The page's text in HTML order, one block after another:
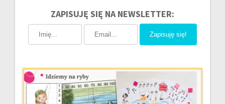
ZAPISUJĘ SIĘ NA NEWSLETTER:
Zapisuję się!